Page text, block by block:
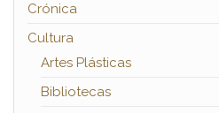
Crónica
Cultura
Artes Plásticas
Bibliotecas